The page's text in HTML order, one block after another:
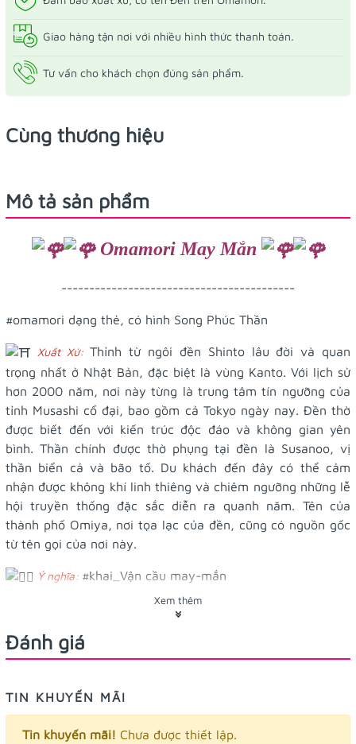
Giao hàng tận nơi với nhiều hình thức thanh toán.
Tư vấn cho khách chọn đúng sản phẩm.
Cùng thương hiệu
Mô tả sản phẩm
Omamori May Mắn
------------------------------------------
#omamori dạng thẻ, có hình Song Phúc Thần
Xuất Xứ:Thỉnh từ ngôi đền Shinto lâu đời và quan
trọng nhất ở Nhật Bản, đặc biệt là vùng Kanto. Với lịch sử
hơn 2000 năm, nơi này từng là trung tâm tín ngưỡng của
tỉnh Musashi cổ đại, bao gồm cả Tokyo ngày nay. Đền thờ
được biết đến với kiến trúc độc đáo và không gian yên
bình. Thần chính được thờ phụng tại đền là Susanoo, vị
thần biển cả và bão tố. Du khách đến đây có thể cảm
nhận được không khí linh thiêng và chiêm ngưỡng những lễ
hội truyền thống đặc sắc diễn ra quanh năm. Tên của
thành phố Omiya, nơi tọa lạc của đền, cũng có nguồn gốc
từ tên gọi của nơi này.
Ý nghĩa: #khai_Vận cầu may-mắn
thẻ này có kích thước 4x6.5 cm
Omamori in màu nhũ đẹp lắm à nho!
Tặng kèm vòng tay xinh xinh cho bạn nà! Omamori
này là omamori do Đền làm ra, nên trên omamori có luôn
tên Đền, đảm bảo xuất xứ nhé
Xem thêm
Đánh giá
TIN KHUYẾN MÃI
Tin khuyến mãi! Chưa được thiết lập.